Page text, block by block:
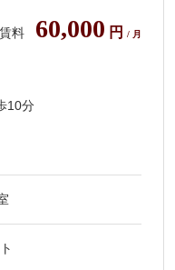
賃料 60,000 円 / 月
10分